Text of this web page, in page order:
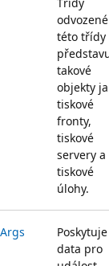
této třídy
takové
objekty
tiskové
fronty,
tiskové
servery a
tiskové
úlohy.
Poskytuje
data pro